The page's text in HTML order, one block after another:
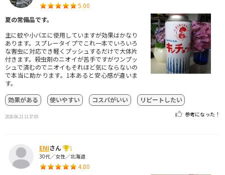
5.00
夏の常備品です。
主に蚊や小バエに使用していますが効果はかなり
あります。スプレータイプでこれ一本でいろいろ
な害虫に対応でき軽くプッシュするだけで大体片
付きます。殺虫剤のニオイが苦手ですがワンプッ
シュで済むのでニオイもそれほど気にならないの
で本当に助かります。1本あると安心感が違いま
す。
効果がある
使いやすい コスパがいい リピートしたい
2026.06.21 11:37:05 参考になった！
ENIさん
1
30代／女性／北海道
4.80